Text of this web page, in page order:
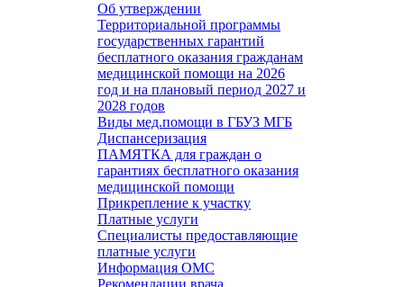
Об утверждении
Территориальной программы
государственных гарантий
бесплатного оказания гражданам
медицинской помощи на 2026
год и на плановый период 2027 и
2028 годов
Виды мед.помощи в ГБУЗ МГБ
Диспансеризация
ПАМЯТКА для граждан о
гарантиях бесплатного оказания
медицинской помощи
Прикрепление к участку
Платные услуги
Специалисты предоставляющие
платные услуги
Информация ОМС
Рекомендации врача